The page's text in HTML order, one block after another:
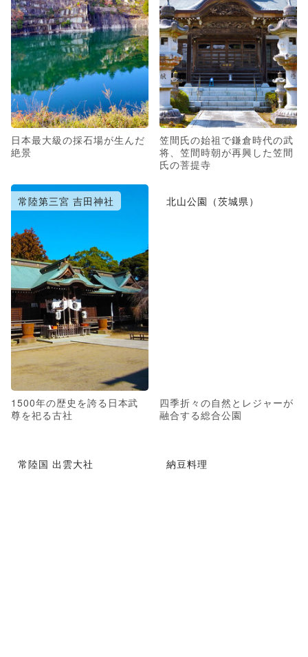
日本最大級の採石場が生んだ
絶景
笠間氏の始祖で鎌倉時代の武
将、笠間時朝が再興した笠間
氏の菩提寺
常陸第三宮 吉田神社
1500年の歴史を誇る日本武
尊を祀る古社
北山公園（茨城県）
四季折々の自然とレジャーが
融合する総合公園
常陸国 出雲大社 納豆料理